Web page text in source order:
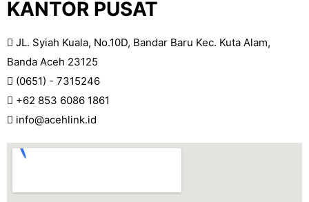
KANTOR PUSAT
JL. Syiah Kuala, No.10D, Bandar Baru Kec. Kuta Alam,
Banda Aceh 23125
(0651) - 7315246
+62 853 6086 1861
info@acehlink.id